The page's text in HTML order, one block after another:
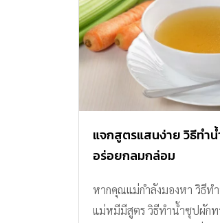
แจกสูตรแสนง่าย วิธีทำ
อร่อยกลมกล่อม
หากคุณแม่กำลังมองหา วิธีท
แม่หมีมีสูตร วิธีทำน้ำซุปผักท